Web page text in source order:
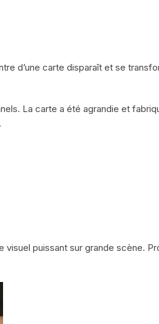
d’une carte disparaît et se
La carte a été agrandie et
puissant sur grande scène.